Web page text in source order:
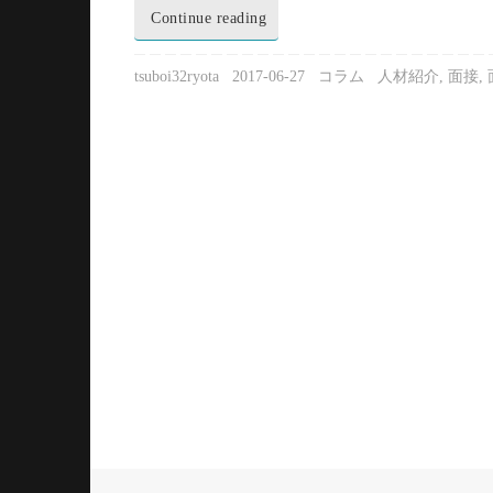
Continue reading
tsuboi32ryota 2017-06-27 コラム 人材紹介, 面接,